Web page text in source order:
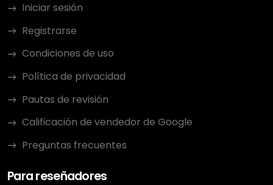
Iniciar sesión
Registrarse
Condiciones de uso
Política de privacidad
Pautas de revisión
Calificación de vendedor de Google
Preguntas frecuentes
Para reseñadores